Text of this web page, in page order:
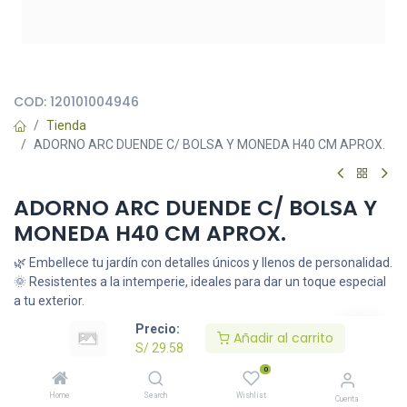
Precio:
S/ 29.58
Añadir al carrito
Home Search
0
Wishlist Cuenta
COD: 120101004946
Tienda
ADORNO ARC DUENDE C/ BOLSA Y MONEDA H40 CM APROX.
ADORNO ARC DUENDE C/ BOLSA Y
MONEDA H40 CM APROX.
🌿 Embellece tu jardín con detalles únicos y llenos de personalidad.
🌞 Resistentes a la intemperie, ideales para dar un toque especial
a tu exterior.
29.58
Añadir al carrito